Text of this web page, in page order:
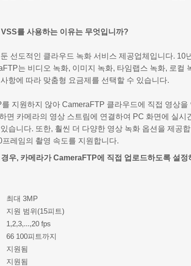
를 사용하는 이유는 무엇입니까?
선도적인 클라우드 녹화 서비스 제공업체입니다. 10
는 비디오 녹화, 이미지 녹화, 타임랩스 녹화, 로컬
항에 따라 맞춤형 요금제를 선택할 수 있습니다.
지원하지 않아 CameraFTP 클라우드에 직접 영상
면 카메라의 영상 스트림에 연결하여 PC 화면에 실시
습니다. 또한, 훨씬 더 다양한 영상 녹화 옵션을 제공
레임의 촬영 속도를 지원합니다.
우, 카메라가 CameraFTP에 직접 업로드하도록 설
최대 3MP
지원 범위(15피트)
1,2,3,...,20 fps
66 100피트까지
지원됨
지원됨